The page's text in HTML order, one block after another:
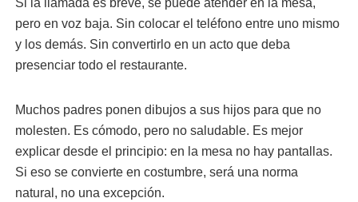
Si la llamada es breve, se puede atender en la mesa,
pero en voz baja. Sin colocar el teléfono entre uno mismo
y los demás. Sin convertirlo en un acto que deba
presenciar todo el restaurante.
Muchos padres ponen dibujos a sus hijos para que no
molesten. Es cómodo, pero no saludable. Es mejor
explicar desde el principio: en la mesa no hay pantallas.
Si eso se convierte en costumbre, será una norma
natural, no una excepción.